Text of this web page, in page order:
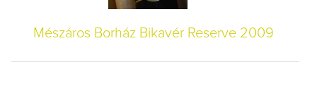
Mészáros Borház Bikavér Reserve 2009